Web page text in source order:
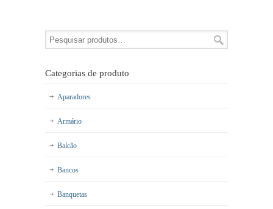
Categorias de produto
Aparadores
Armário
Balcão
Bancos
Banquetas